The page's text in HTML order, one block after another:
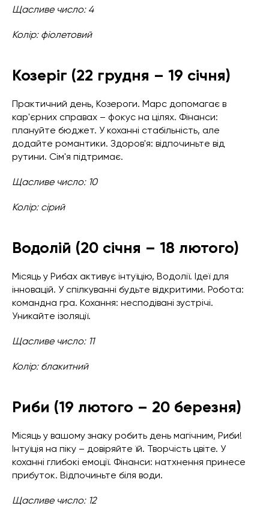
Щасливе число: 4
Колір: фіолетовий
Козеріг (22 грудня – 19 січня)
Практичний день, Козероги. Марс допомагає в
кар'єрних справах – фокус на цілях. Фінанси:
плануйте бюджет. У коханні стабільність, але
додайте романтики. Здоров'я: відпочиньте від
рутини. Сім'я підтримає.
Щасливе число: 10
Колір: сірий
Водолій (20 січня – 18 лютого)
Місяць у Рибах активує інтуїцію, Водолії. Ідеї для
інновацій. У спілкуванні будьте відкритими. Робота:
командна гра. Кохання: несподівані зустрічі.
Уникайте ізоляції.
Щасливе число: 11
Колір: блакитний
Риби (19 лютого – 20 березня)
Місяць у вашому знаку робить день магічним, Риби!
Інтуїція на піку – довіряйте їй. Творчість цвіте. У
коханні глибокі емоції. Фінанси: натхнення принесе
прибуток. Відпочиньте біля води.
Щасливе число: 12